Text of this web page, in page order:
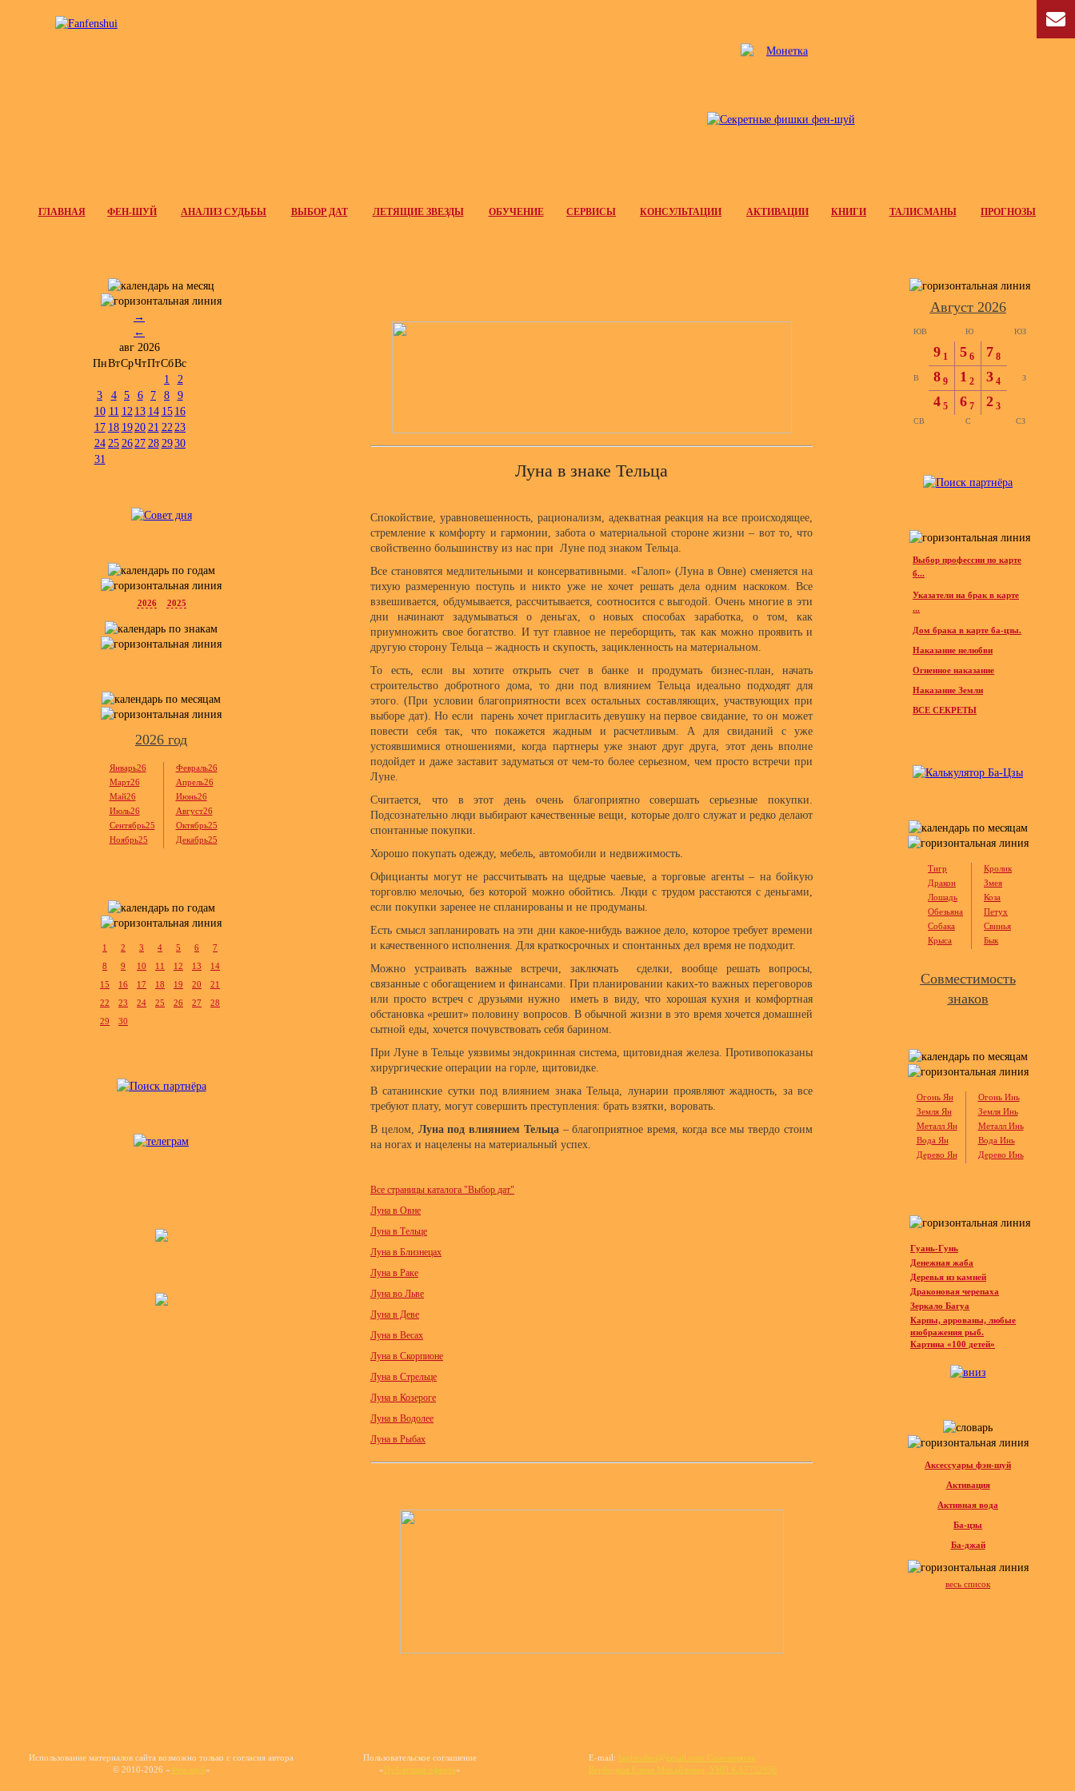
ГЛАВНАЯ ФЕН-ШУЙ АНАЛИЗ СУДЬБЫ ВЫБОР ДАТ ЛЕТЯЩИЕ ЗВЕЗДЫ ОБУЧЕНИЕ СЕРВИСЫ КОНСУЛЬТАЦИИ АКТИВАЦИИ КНИГИ ТАЛИСМАНЫ ПРОГНОЗЫ
→
←
авг 2026
ПнВтСрЧтПтСбВс
1
2
3
4 5 6 7 8
9
10 11 12 13 14 15 16
17 18 1920 21 2223
24 25 2627 28 2930
31
2026 2025
2026 год
Январь26
Февраль26
Март26
Апрель26
Май26
Июнь26
Июль26
Август26
Сентябрь25
Октябрь25
Ноябрь25
Декабрь25
1 2 3 4 5 6
7
8
9 10 11 12 13
14
15
16 17 18 19 20
21
22
23 24 25 26 27
28
29
30
Луна в знаке Тельца
Спокойствие, уравновешенность, рационализм, адекватная реакция на все происходящее,
стремление к комфорту и гармонии, забота о материальной стороне жизни – вот то, что
свойственно большинству из нас при Луне под знаком Тельца.
Все становятся медлительными и консервативными. «Галоп» (Луна в Овне) сменяется на
тихую размеренную поступь и никто уже не хочет решать дела одним наскоком. Все
взвешивается, обдумывается, рассчитывается, соотносится с выгодой. Очень многие в эти
дни начинают задумываться о деньгах, о новых способах заработка, о том, как
приумножить свое богатство. И тут главное не переборщить, так как можно проявить и
другую сторону Тельца – жадность и скупость, зацикленность на материальном.
То есть, если вы хотите открыть счет в банке и продумать бизнес-план, начать
строительство добротного дома, то дни под влиянием Тельца идеально подходят для
этого. (При условии благоприятности всех остальных составляющих, участвующих при
выборе дат). Но если парень хочет пригласить девушку на первое свидание, то он может
повести себя так, что покажется жадным и расчетливым. А для свиданий с уже
устоявшимися отношениями, когда партнеры уже знают друг друга, этот день вполне
подойдет и даже заставит задуматься от чем-то более серьезном, чем просто встречи при
Луне.
Считается, что в этот день очень благоприятно совершать серьезные покупки.
Подсознательно люди выбирают качественные вещи, которые долго служат и редко делают
спонтанные покупки.
Хорошо покупать одежду, мебель, автомобили и недвижимость.
Официанты могут не рассчитывать на щедрые чаевые, а торговые агенты – на бойкую
торговлю мелочью, без которой можно обойтись. Люди с трудом расстаются с деньгами,
если покупки заренее не спланированы и не продуманы.
Есть смысл запланировать на эти дни какое-нибудь важное дело, которое требует времени
и качественного исполнения. Для краткосрочных и спонтанных дел время не подходит.
Можно устраивать важные встречи, заключать сделки, вообще решать вопросы,
связанные с обогащением и финансами. При планировании каких-то важных переговоров
или просто встреч с друзьями нужно иметь в виду, что хорошая кухня и комфортная
обстановка «решит» половину вопросов. В обычной жизни в это время хочется домашней
сытной еды, хочется почувствовать себя барином.
При Луне в Тельце уязвимы эндокринная система, щитовидная железа. Противопоказаны
хирургические операции на горле, щитовидке.
В сатанинские сутки под влиянием знака Тельца, лунарии проявляют жадность, за все
требуют плату, могут совершить преступления: брать взятки, воровать.
В целом, Луна под влиянием Тельца– благоприятное время, когда все мы твердо стоим
на ногах и нацелены на материальный успех.
Все страницы каталога "Выбор дат"
Луна в Овне
Луна в Тельце
Луна в Близнецах
Луна в Раке
Луна во Льве
Луна в Деве
Луна в Весах
Луна в Скорпионе
Луна в Стрельце
Луна в Козероге
Луна в Водолее
Луна в Рыбах
Август 2026
ЮВ
9 1
Ю
5 6
ЮЗ
7 8
В 8 9 1 2 З
3 4
СВ
4 5
С
6 7
СЗ
2 3
Выбор профессии по карте
б...
Указатели на брак в карте
...
Дом брака в карте ба-цзы.
Наказание нелюбви
Огненное наказание
Наказание Земли
ВСЕ СЕКРЕТЫ
Тигр
Кролик
Дракон
Змея
Лошадь
Коза
Обезьяна
Петух
Собака
Свинья
Крыса
Бык
Совместимость
знаков
Огонь Ян
Огонь Инь
Земля Ян
Земля Инь
Металл Ян
Металл Инь
Вода Ян
Вода Инь
Дерево Ян
Дерево Инь
Гуань-Гунь
Денежная жаба
Деревья из камней
Драконовая черепаха
Зеркало Багуа
Карпы, аррованы, любые
изображения рыб.
Картина «100 детей»
Аксессуары фэн-шуй
Активация
Активная вода
Ба-цзы
Ба-джай
весь список
Использование материалов сайта возможно только с согласия автора
© 2010-2026 « Фен-шуй»
Пользовательское соглашение
«Публичная оферта»
E-mail: fanfenshui@gmail.com Самозанятая
Вербицкая Елена Михайловна, УНП KA7732656